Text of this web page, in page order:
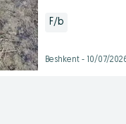
F/b
Beshkent - 10/07/